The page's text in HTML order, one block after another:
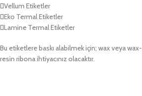
Vellum Etiketler
Eko Termal Etiketler
Lamine Termal Etiketler
Bu etiketlere baskı alabilmek için; wax veya wax-
resin ribona ihtiyacınız olacaktır.